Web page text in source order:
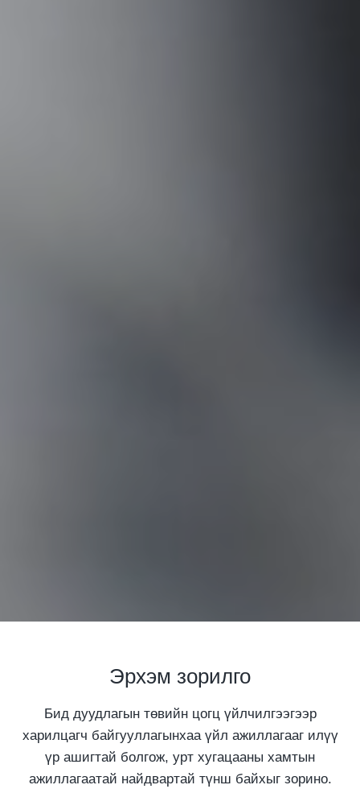
Эрхэм зорилго
Бид дуудлагын төвийн цогц үйлчилгээгээр
харилцагч байгууллагынхаа үйл ажиллагааг илүү
үр ашигтай болгож, урт хугацааны хамтын
ажиллагаатай найдвартай түнш байхыг зорино.